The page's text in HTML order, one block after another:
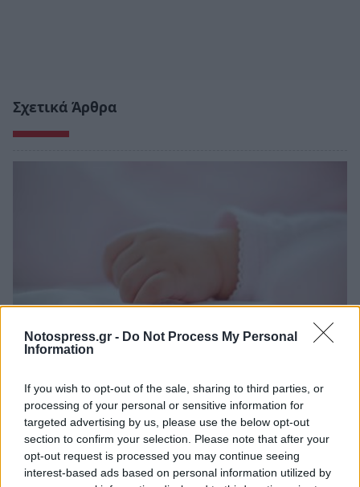
Notospress.gr - Do Not Process My Personal
Information
If you wish to opt-out of the sale, sharing to third parties, or
processing of your personal or sensitive information for
targeted advertising by us, please use the below opt-out
section to confirm your selection. Please note that after your
opt-out request is processed you may continue seeing
interest-based ads based on personal information utilized by
Σχετικά Άρθρα
Θλίψη στην Πάτρα: Πέθανε στο Νοσοκομείο
«Άγιος Ανδρέας» βρέφος μόλις 8 ημερών
08/08/2026 09:34